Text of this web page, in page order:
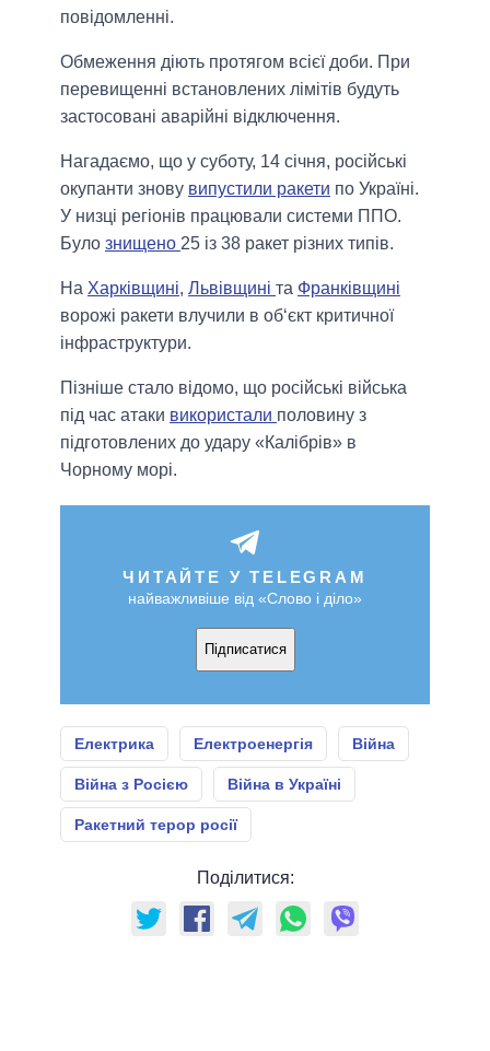
повідомленні.
Обмеження діють протягом всієї доби. При
перевищенні встановлених лімітів будуть
застосовані аварійні відключення.
Нагадаємо, що у суботу, 14 січня, російські
окупанти знову випустили ракети по Україні.
У низці регіонів працювали системи ППО.
Було знищено 25 із 38 ракет різних типів.
На Харківщині, Львівщині та Франківщині
ворожі ракети влучили в об‘єкт критичної
інфраструктури.
Пізніше стало відомо, що російські війська
під час атаки використали половину з
підготовлених до удару «Калібрів» в
Чорному морі.
ЧИТАЙТЕ У TELEGRAM
найважливіше від «Слово і діло»
Підписатися
Електрика Електроенергія Війна
Війна з Росією Війна в Україні
Ракетний терор росії
Поділитися: